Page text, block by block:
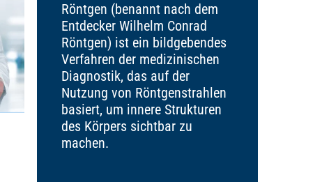
Röntgen (benannt nach dem
Entdecker Wilhelm Conrad
Röntgen) ist ein bildgebendes
Verfahren der medizinischen
Diagnostik, das auf der
Nutzung von Röntgenstrahlen
basiert, um innere Strukturen
des Körpers sichtbar zu
machen.